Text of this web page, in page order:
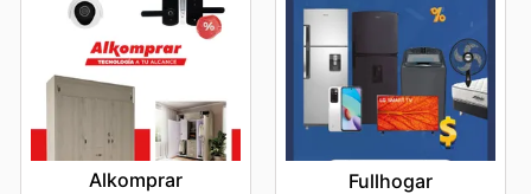
Alkomprar Fullhogar